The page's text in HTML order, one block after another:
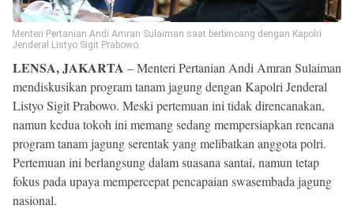
Menteri Pertanian Andi Amran Sulaiman saat berbincang dengan Kapolri
Jenderal Listyo Sigit Prabowo.
LENSA, JAKARTA – Menteri Pertanian Andi Amran Sulaiman
mendiskusikan program tanam jagung dengan Kapolri Jenderal
Listyo Sigit Prabowo. Meski pertemuan ini tidak direncanakan,
namun kedua tokoh ini memang sedang mempersiapkan rencana
program tanam jagung serentak yang melibatkan anggota polri.
Pertemuan ini berlangsung dalam suasana santai, namun tetap
fokus pada upaya mempercepat pencapaian swasembada jagung
nasional.